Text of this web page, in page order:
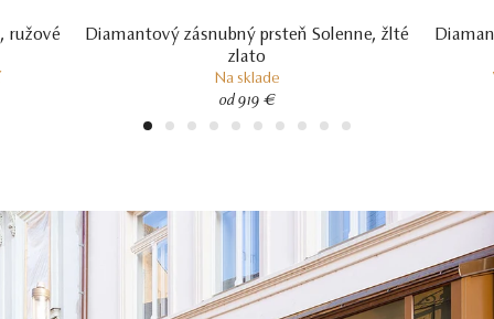
ružové
Diamantový zásnubný prsteň Solenne, žlté
zlato
Na sklade
od 919 €
1 2 3 4 5 6 7 8 9 10